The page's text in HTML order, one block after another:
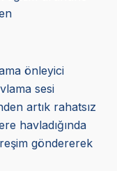
önleyici
sesi
artık rahatsız
havladığında
göndererek